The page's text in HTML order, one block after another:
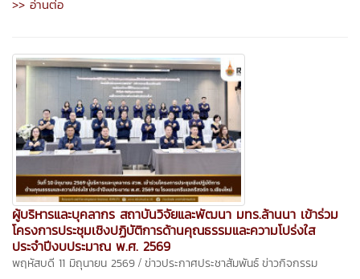
>> อ่านต่อ
ผู้บริหารและบุคลากร สถาบันวิจัยและพัฒนา มทร.ล้านนา เข้าร่วม
โครงการประชุมเชิงปฏิบัติการด้านคุณธรรมและความโปร่งใส
ประจำปีงบประมาณ พ.ศ. 2569
พฤหัสบดี 11 มิถุนายน 2569 / ข่าวประกาศประชาสัมพันธ์ข่าวกิจกรรม